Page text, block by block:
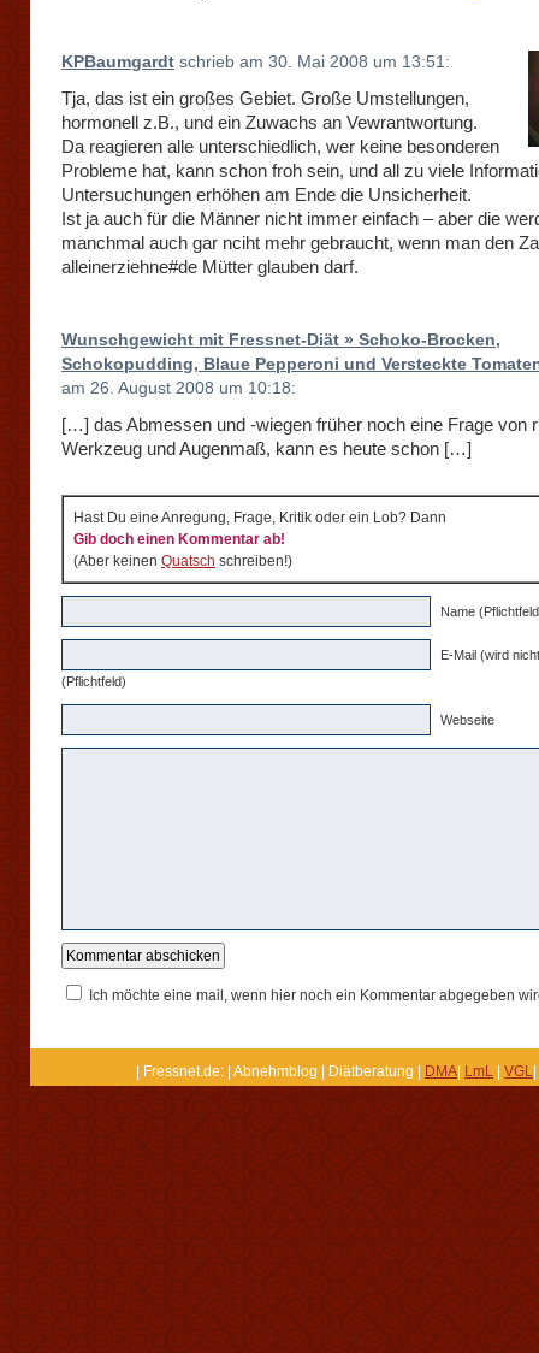
KPBaumgardt schrieb am 30. Mai 2008 um 13:51:
Tja, das ist ein großes Gebiet. Große Umstellungen,
hormonell z.B., und ein Zuwachs an Vewrantwortung.
Da reagieren alle unterschiedlich, wer keine besonderen
Probleme hat, kann schon froh sein, und all zu viele
Untersuchungen erhöhen am Ende die Unsicherheit.
Ist ja auch für die Männer nicht immer einfach – aber die
manchmal auch gar nciht mehr gebraucht, wenn man den
alleinerziehne#de Mütter glauben darf.
Wunschgewicht mit Fressnet-Diät » Schoko-Brocken,
Schokopudding, Blaue Pepperoni und Versteckte
am 26. August 2008 um 10:18:
[…] das Abmessen und -wiegen früher noch eine Frage von
Werkzeug und Augenmaß, kann es heute schon […]
Hast Du eine Anregung, Frage, Kritik oder ein Lob? Dann
Gib doch einen Kommentar ab!
(Aber keinen Quatsch schreiben!)
Name
E-Mail (wird
(Pflichtfeld)
Webseite
Ich möchte eine mail, wenn hier noch ein Kommentar abgegeben
| Fressnet.de: | Abnehmblog | Diätberatung | DMA LmL VGL